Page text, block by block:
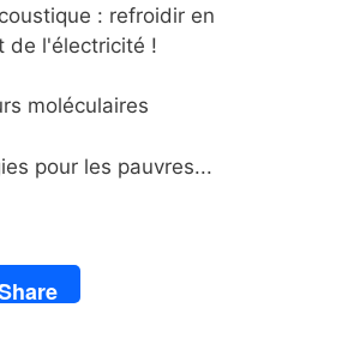
: refroidir en
de l'électricité !
moléculaires
pour les pauvres...